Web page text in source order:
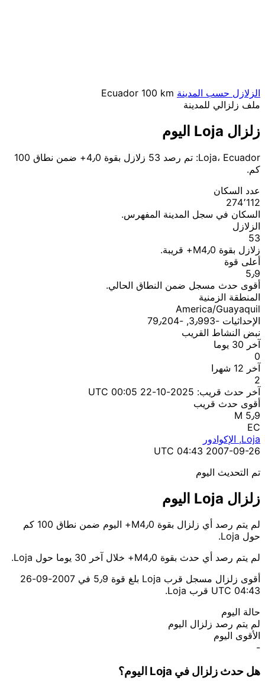
الزلازل حسب المدينة Ecuador 100 km
ملف زلزالي للمدينة
زلزال Loja اليوم
Loja، Ecuador: تم رصد 53 زلازل بقوة 4٫0+ ضمن نطاق 100
كم.
عدد السكان
274٬112
السكان في سجل المدينة المفهرس.
الزلازل
53
زلازل بقوة M4٫0+ قريبة.
أعلى قوة
5٫9
أقوى حدث مسجل ضمن النطاق الحالي.
المنطقة الزمنية
America/Guayaquil
الإحداثيات ؜-3٫993, ؜-79٫204
نبض النشاط القريب
آخر 30 يوما
0
آخر 12 شهرا
2
آخر حدث قريب: 2025-10-22 00:05 UTC
أقوى حدث قريب
M 5٫9
EC
Loja, الإكوادور
2007-09-26 04:43 UTC
تم التحديث اليوم
زلزال Loja اليوم
لم يتم رصد أي زلزال بقوة M4٫0+ اليوم ضمن نطاق 100 كم
حول Loja.
لم يتم رصد أي حدث بقوة M4٫0+ خلال آخر 30 يوما حول Loja.
أقوى زلزال مسجل قرب Loja بلغ قوة 5٫9 في 2007-09-26
04:43 UTC قرب Loja.
حالة اليوم
لم يتم رصد زلزال اليوم
الأقوى اليوم
-
هل حدث زلزال في Loja اليوم؟